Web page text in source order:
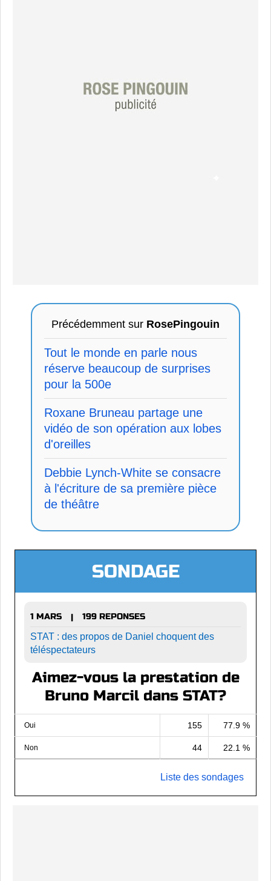
Précédemment sur RosePingouin
Tout le monde en parle nous
réserve beaucoup de surprises
pour la 500e
Roxane Bruneau partage une
vidéo de son opération aux lobes
d'oreilles
Debbie Lynch-White se consacre
à l'écriture de sa première pièce
de théâtre
SONDAGE
1 MARS |
199 REPONSES
STAT : des propos de Daniel choquent des
téléspectateurs
Aimez-vous la prestation de
Bruno Marcil dans STAT?
Oui 155 77.9 %
Non 44 22.1 %
Liste des sondages